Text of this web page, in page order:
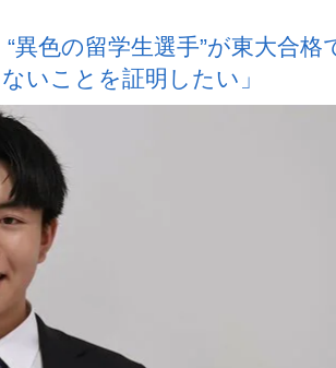
異色の留学生選手”が東大合格
いことを証明したい」